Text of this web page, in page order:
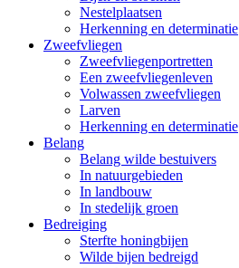
Nestelplaatsen
Herkenning en determinatie
Zweefvliegen
Zweefvliegenportretten
Een zweefvliegenleven
Volwassen zweefvliegen
Larven
Herkenning en determinatie
Belang
Belang wilde bestuivers
In natuurgebieden
In landbouw
In stedelijk groen
Bedreiging
Sterfte honingbijen
Wilde bijen bedreigd